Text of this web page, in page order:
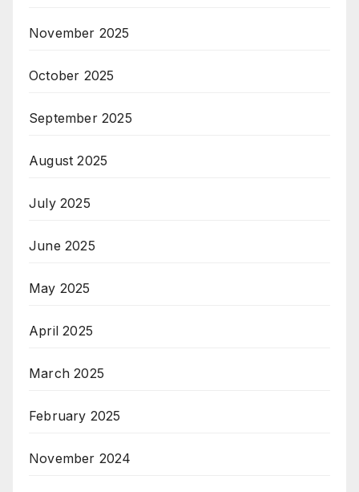
November 2025
October 2025
September 2025
August 2025
July 2025
June 2025
May 2025
April 2025
March 2025
February 2025
November 2024